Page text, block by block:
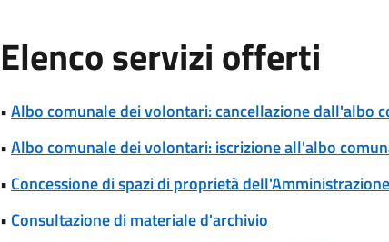
Elenco servizi offerti
•Albo comunale dei volontari: cancellazione dall'albo
•Albo comunale dei volontari: iscrizione all'albo
• Concessione di spazi di proprietà
• Consultazione di materiale d'archivio